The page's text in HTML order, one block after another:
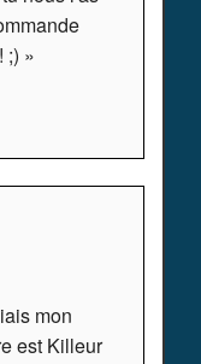
;) »
mon
est Killeur